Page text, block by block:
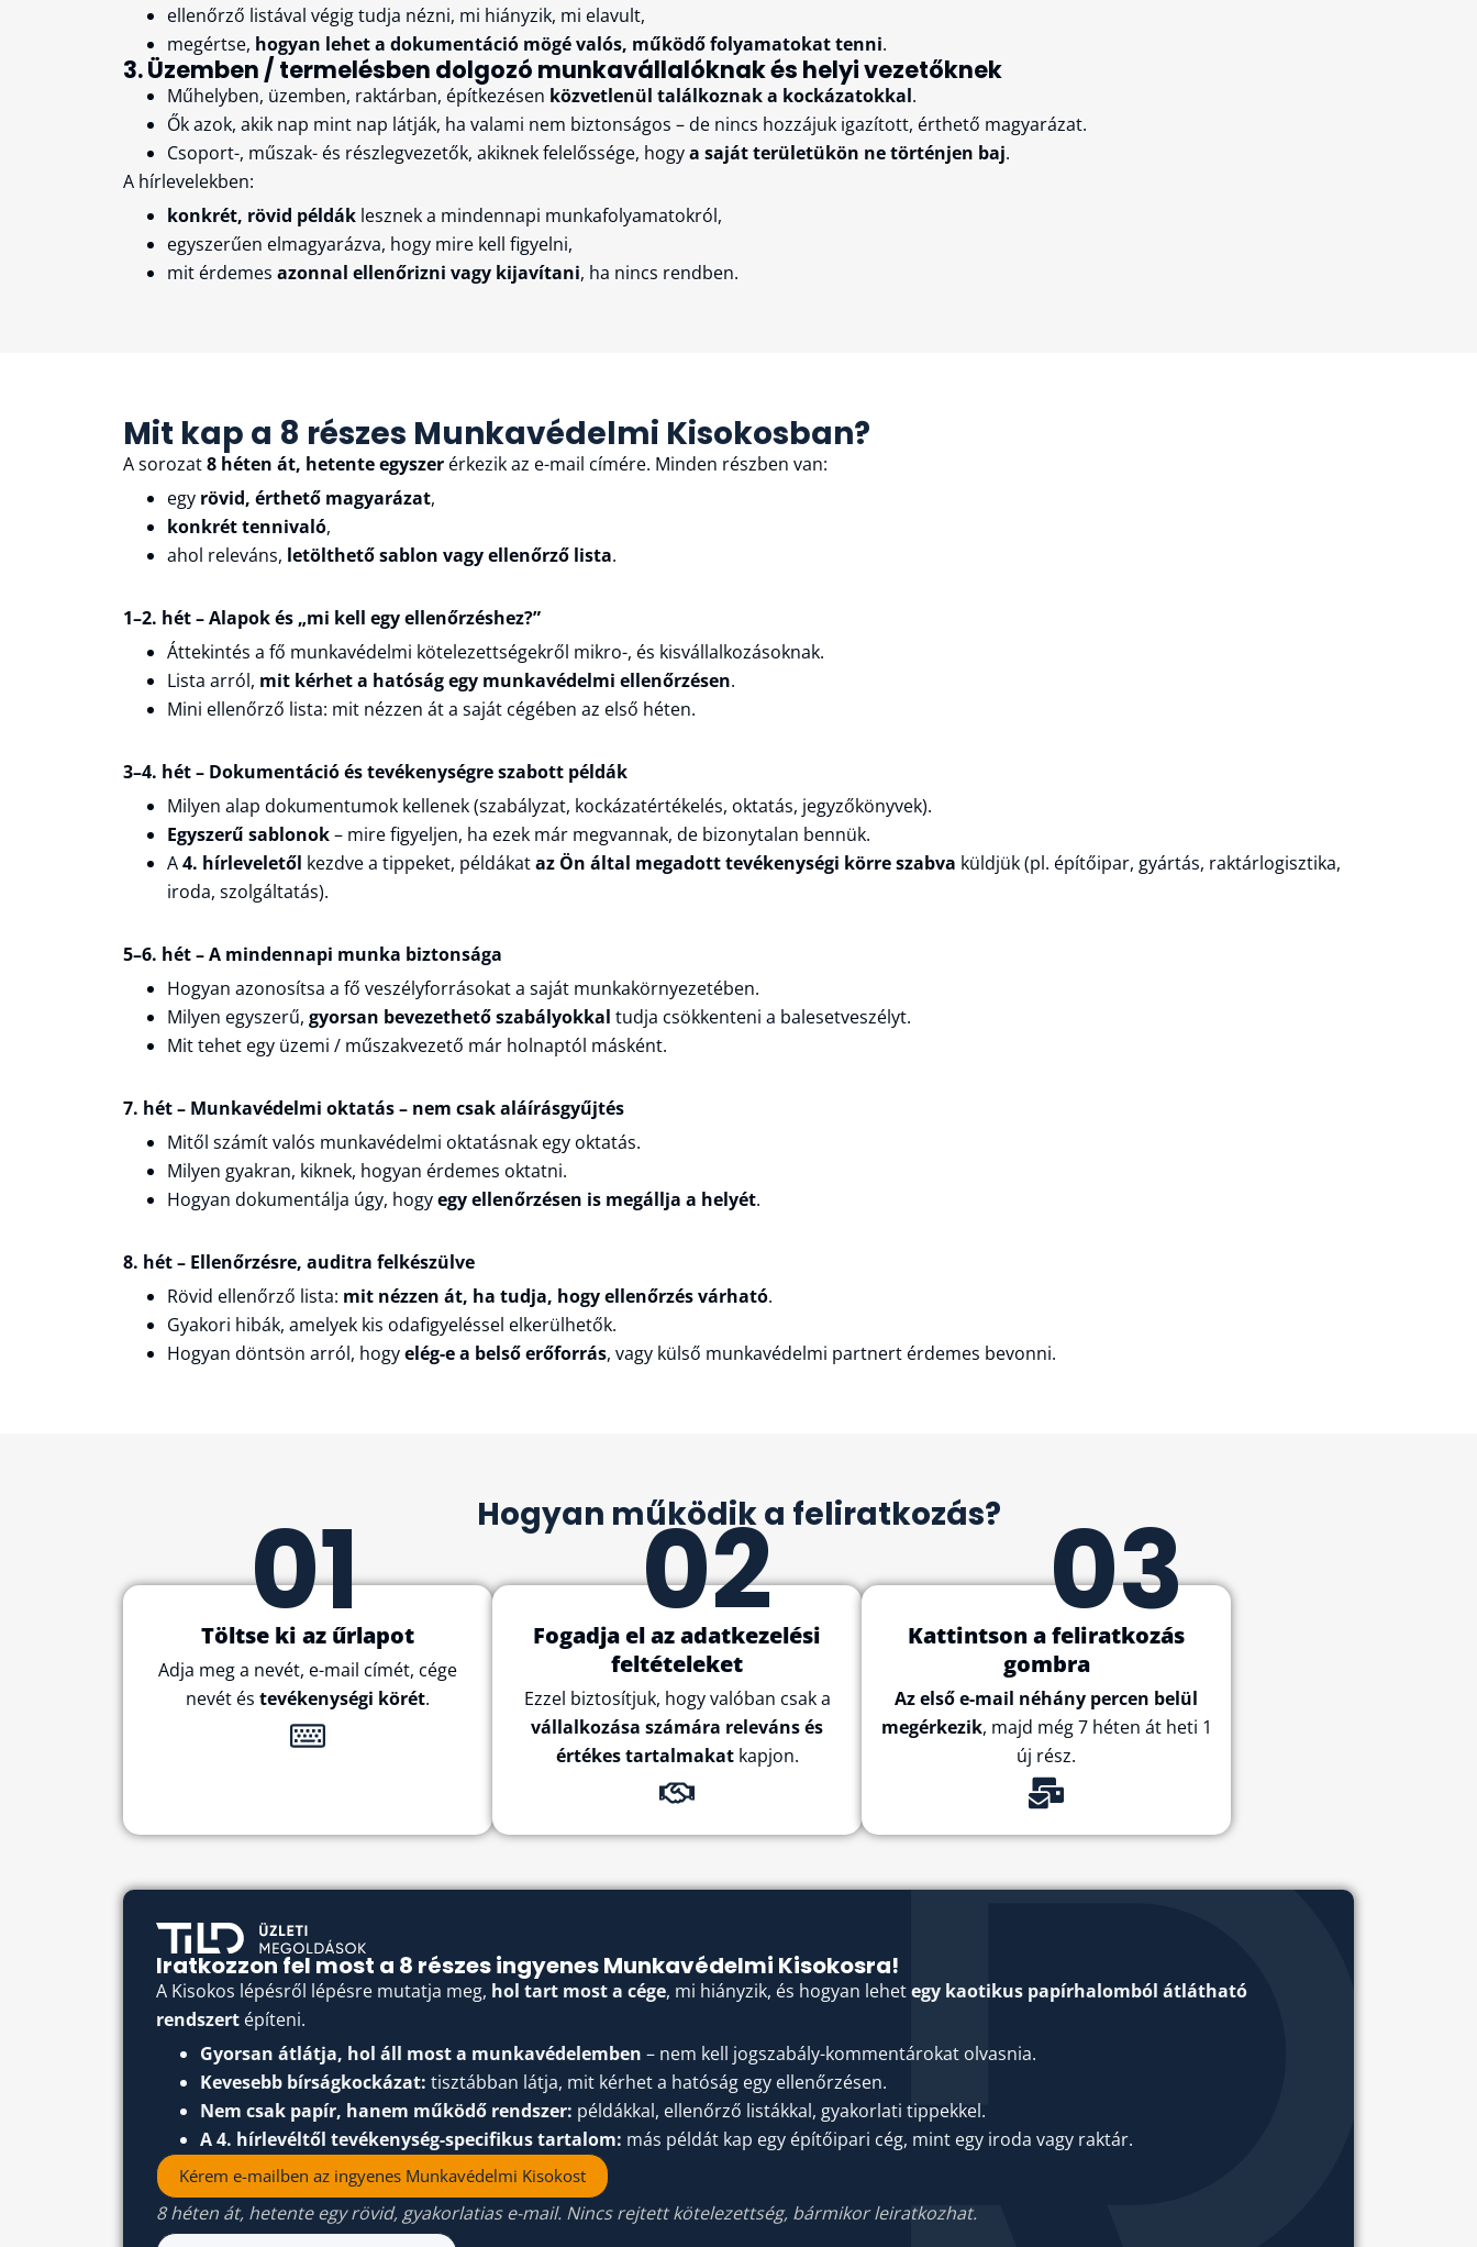
ellenőrző listával végig tudja nézni, mi hiányzik, mi elavult,
megértse, hogyan lehet a dokumentáció mögé valós, működő folyamatokat tenni.
3. Üzemben / termelésben dolgozó munkavállalóknak és helyi vezetőknek
Műhelyben, üzemben, raktárban, építkezésen közvetlenül találkoznak a kockázatokkal.
Ők azok, akik nap mint nap látják, ha valami nem biztonságos – de nincs hozzájuk igazított, érthető magyarázat.
Csoport-, műszak- és részlegvezetők, akiknek felelőssége, hogya saját területükön ne történjen baj.
A hírlevelekben:
konkrét, rövid példák lesznek a mindennapi munkafolyamatokról,
egyszerűen elmagyarázva, hogy mire kell figyelni,
mit érdemes azonnal ellenőrizni vagy kijavítani, ha nincs rendben.
Mit kap a 8 részes Munkavédelmi Kisokosban?
A sorozat8 héten át, hetente egyszer érkezik az e-mail címére. Minden részben van:
egy rövid, érthető magyarázat,
konkrét tennivaló,
ahol releváns, letölthető sablon vagy ellenőrző lista.
1–2. hét – Alapok és „mi kell egy ellenőrzéshez?”
Áttekintés a fő munkavédelmi kötelezettségekről mikro-, és kisvállalkozásoknak.
Lista arról, mit kérhet a hatóság egy munkavédelmi ellenőrzésen.
Mini ellenőrző lista: mit nézzen át a saját cégében az első héten.
3–4. hét – Dokumentáció és tevékenységre szabott példák
Milyen alap dokumentumok kellenek (szabályzat, kockázatértékelés, oktatás, jegyzőkönyvek).
Egyszerű sablonok– mire figyeljen, ha ezek már megvannak, de bizonytalan bennük.
A4. hírleveletől kezdve a tippeket, példákataz Ön által megadott tevékenységi körre szabva küldjük (pl. építőipar, gyártás, raktárlogisztika,
iroda, szolgáltatás).
5–6. hét – A mindennapi munka biztonsága
Hogyan azonosítsa a fő veszélyforrásokat a saját munkakörnyezetében.
Milyen egyszerű, gyorsan bevezethető szabályokkal tudja csökkenteni a balesetveszélyt.
Mit tehet egy üzemi / műszakvezető már holnaptól másként.
7. hét – Munkavédelmi oktatás – nem csak aláírásgyűjtés
Mitől számít valós munkavédelmi oktatásnak egy oktatás.
Milyen gyakran, kiknek, hogyan érdemes oktatni.
Hogyan dokumentálja úgy, hogyegy ellenőrzésen is megállja a helyét.
8. hét – Ellenőrzésre, auditra felkészülve
Rövid ellenőrző lista: mit nézzen át, ha tudja, hogy ellenőrzés várható.
Gyakori hibák, amelyek kis odafigyeléssel elkerülhetők.
Hogyan döntsön arról, hogyelég-e a belső erőforrás, vagy külső munkavédelmi partnert érdemes bevonni.
Hogyan működik a feliratkozás?
01 02 03
Töltse ki az űrlapot
Adja meg a nevét, e-mail címét, cége
nevét és tevékenységi körét.
Fogadja el az adatkezelési
feltételeket
Ezzel biztosítjuk, hogy valóban csak a
vállalkozása számára releváns és
értékes tartalmakat kapjon.
Kattintson a feliratkozás
gombra
Az első e-mail néhány percen belül
megérkezik, majd még 7 héten át heti 1
új rész.
Iratkozzon fel most a 8 részes ingyenes Munkavédelmi Kisokosra!
A Kisokos lépésről lépésre mutatja meg, hol tart most a cége, mi hiányzik, és hogyan lehetegy kaotikus papírhalomból átlátható
rendszert építeni.
Gyorsan átlátja, hol áll most a munkavédelemben – nem kell jogszabály-kommentárokat olvasnia.
Kevesebb bírságkockázat: tisztábban látja, mit kérhet a hatóság egy ellenőrzésen.
Nem csak papír, hanem működő rendszer: példákkal, ellenőrző listákkal, gyakorlati tippekkel.
A 4. hírlevéltől tevékenység-specifikus tartalom: más példát kap egy építőipari cég, mint egy iroda vagy raktár.
Kérem e-mailben az ingyenes Munkavédelmi Kisokost
8 héten át, hetente egy rövid, gyakorlatias e-mail. Nincs rejtett kötelezettség, bármikor leiratkozhat.